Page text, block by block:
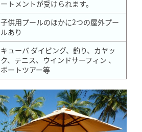
ートメントが受けられます。
子供用プールのほかに2つの屋外プー
ルあり
キューバ ダイビング、釣り、カヤッ
ク、テニス、ウインドサーフィン 、
ボートツアー等